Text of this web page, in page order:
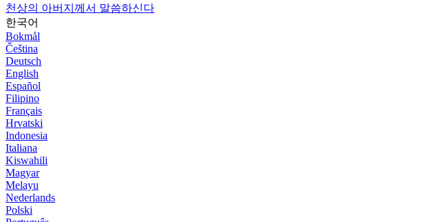
천상의 아버지께서 말씀하신다
한국어
Bokmål
Čeština
Deutsch
English
Español
Filipino
Français
Hrvatski
Indonesia
Italiana
Kiswahili
Magyar
Melayu
Nederlands
Polski